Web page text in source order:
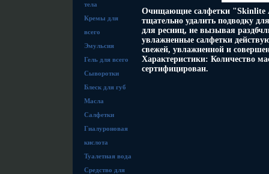
тела
Кремы для
всего
Эмульсия
Гель для всего
Сыворотки
Блеск для губ
Масла
Салфетки
Гиалуроновая
кислота
Туалетная вода
Средство для
Очищающие салфетки "Skinlite
тщательно удалить подводку
для ресниц, не вызывая
увлажненные салфетки
свежей, увлажненной и
Характеристики: Количество
сертифицирован.